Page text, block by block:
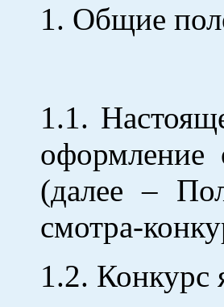
1. Общие
1.1.
оформление
(далее –
смотра-
1.2. Конкурс